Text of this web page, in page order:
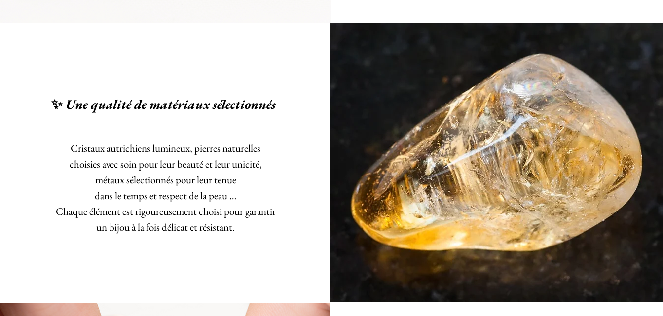
✨ Une qualité de matériaux sélectionnés
Cristaux autrichiens lumineux, pierres naturelles
choisies avec soin pour leur beauté et leur unicité,
métaux sélectionnés pour leur tenue
dans le temps et respect de la peau …
Chaque élément est rigoureusement choisi pour garantir
un bijou à la fois délicat et résistant.